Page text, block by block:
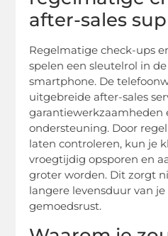
after-sales
Regelmatige check-ups
spelen een sleutelrol in
smartphone. De
uitgebreide after-sales
garantiewerkzaamheden
ondersteuning. Door
laten controleren, kun je
vroegtijdig opsporen en
groter worden. Dit zorgt
langere levensduur van
gemoedsrust.